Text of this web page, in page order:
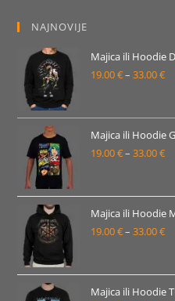
NAJNOVIJE
Majica ili Hoodie
19.00€– 33.00€
do
Majica ili Hoodie
19.00€– 33.00€
do
Majica ili Hoodie
19.00€– 33.00€
Majica ili Hoodie